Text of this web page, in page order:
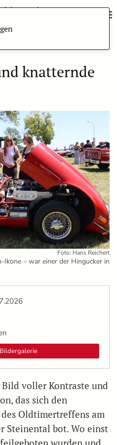
knatternde
Foto: Hans Reichert
Ikone – war einer der Hingucker in
voller Kontraste und
das sich den
Oldtimertreffens am
Steinental bot. Wo einst